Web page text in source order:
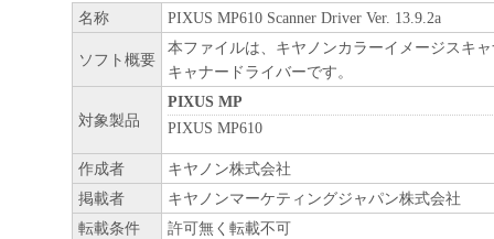
失、損害等について、いかなる場合に
任を負いません。
ユーザーは、日本国政府または該当国
許可等を得ることなしに、本ソフトウ
名称 PIXUS MP610 Scanner Driver Ver. 13.9.2a
ソフト概要
本ファイルは、キヤノンカラーイメージスキ
キャナードライバーです。
対象製品
PIXUS MP
PIXUS MP610
作成者
キヤノン株式会社
掲載者
キヤノンマーケティングジャパン株式会社
転載条件
許可無く転載不可